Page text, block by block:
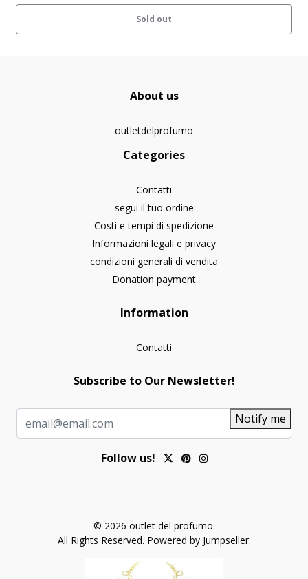
Sold out
About us
outletdelprofumo
Categories
Contatti
segui il tuo ordine
Costi e tempi di spedizione
Informazioni legali e privacy
condizioni generali di vendita
Donation payment
Information
Contatti
Subscribe to Our Newsletter!
Notify me
Follow us!
© 2026 outlet del profumo.
All Rights Reserved. Powered by Jumpseller.